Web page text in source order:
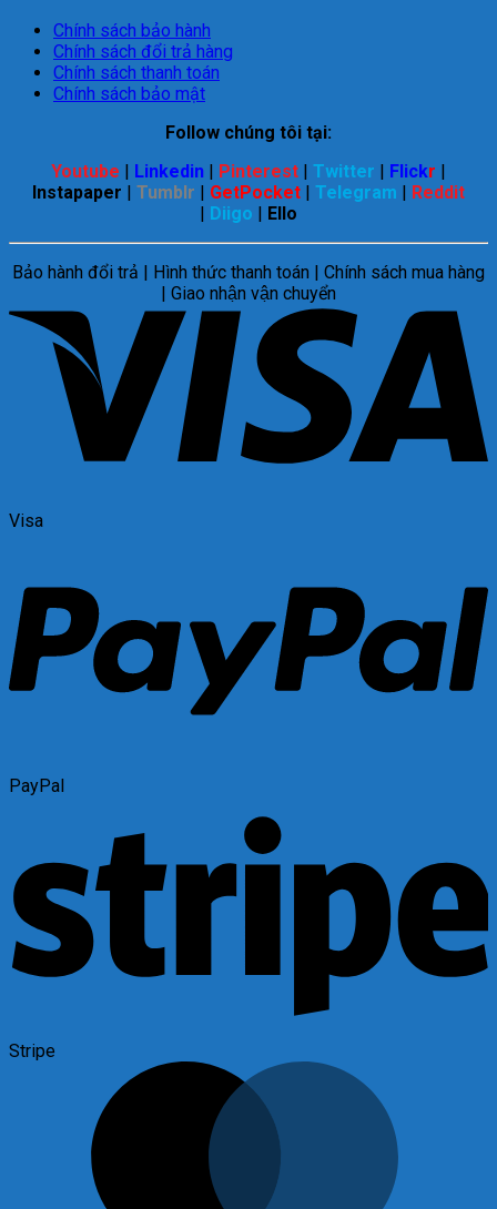
Chính sách bảo hành
Chính sách đổi trả hàng
Chính sách thanh toán
Chính sách bảo mật
Follow chúng tôi tại:
Youtube
Linkedin Pinterest Twitter Flickr
Instapaper
Tumblr GetPocket Telegram
Reddit
Diigo Ello
Bảo hành đổi trả | Hình thức thanh toán | Chính sách mua hàng
| Giao nhận vận chuyển
Visa
PayPal
Stripe